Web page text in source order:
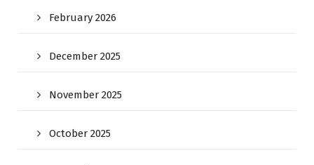
February 2026
December 2025
November 2025
October 2025